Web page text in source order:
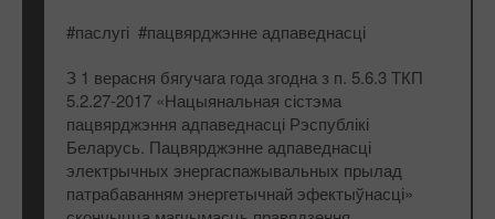
#паслугі #пацвярджэнне адпаведнасці
З 1 верасня бягучага года згодна з п. 5.6.3 ТКП
5.2.27-2017 «Нацыянальная сістэма
пацвярджэння адпаведнасці Рэспублікі
Беларусь. Пацвярджэнне адпаведнасці
электрычных энергаспажывальных прылад
патрабаванням энергетычнай эфектыўнасці»